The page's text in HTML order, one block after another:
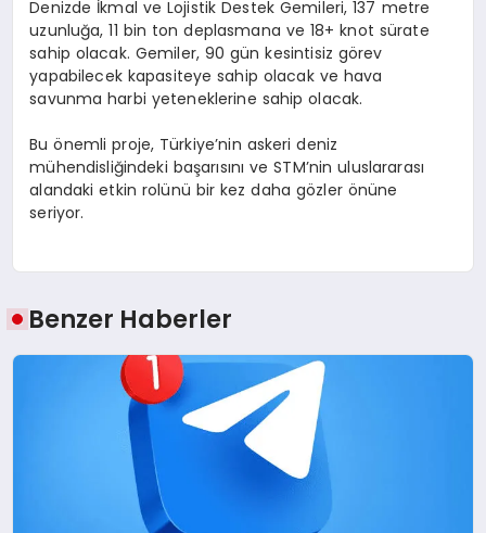
Denizde İkmal ve Lojistik Destek Gemileri, 137 metre
uzunluğa, 11 bin ton deplasmana ve 18+ knot sürate
sahip olacak. Gemiler, 90 gün kesintisiz görev
yapabilecek kapasiteye sahip olacak ve hava
savunma harbi yeteneklerine sahip olacak.
Bu önemli proje, Türkiye’nin askeri deniz
mühendisliğindeki başarısını ve STM’nin uluslararası
alandaki etkin rolünü bir kez daha gözler önüne
seriyor.
Benzer Haberler